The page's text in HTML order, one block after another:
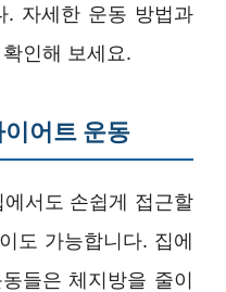
. 자세한 운동 방법과
인해 보세요.
어트 운동
서도 손쉽게 접근할
도 가능합니다. 집에
들은 체지방을 줄이